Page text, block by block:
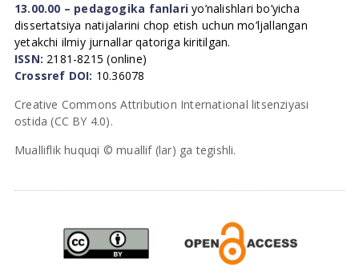
13.00.00 – pedagogika fanlari yo’nalishlari bo’yicha
dissertatsiya natijalarini chop etish uchun mo’ljallangan
yetakchi ilmiy jurnallar qatoriga kiritilgan.
ISSN: 2181-8215 (online)
Crossref DOI: 10.36078
Creative Commons Attribution International litsenziyasi
ostida (CC BY 4.0).
Mualliflik huquqi © muallif (lar) ga tegishli.